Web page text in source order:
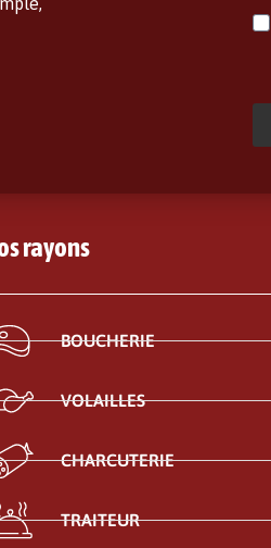
rayons
BOUCHERIE
VOLAILLES
CHARCUTERIE
TRAITEUR